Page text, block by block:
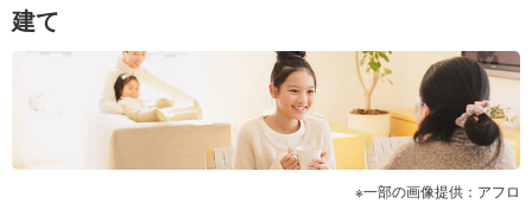
建て
一部の画像提供：アフロ